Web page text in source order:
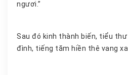
ngươi.”
Sau đó kinh thành biến, tiểu thư vất vả chống đỡ gia
đình, tiếng tăm hiền thê vang xa.